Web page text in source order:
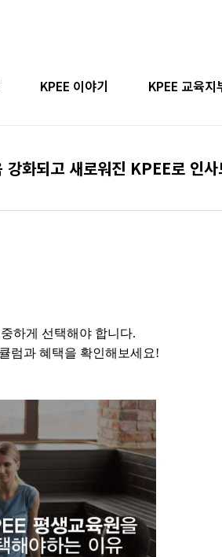
정
KPEE 이야기
상담 등록 후기
취업후기
KPEE 교육지
일산김포 지
수원용인 지
화되고 새로워진 KPEE로 인
하게 선택해야 합니다.
럼과 혜택을 확인해보세요!